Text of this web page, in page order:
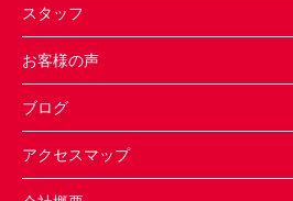
スタッフ
お客様の声
ブログ
アクセスマップ